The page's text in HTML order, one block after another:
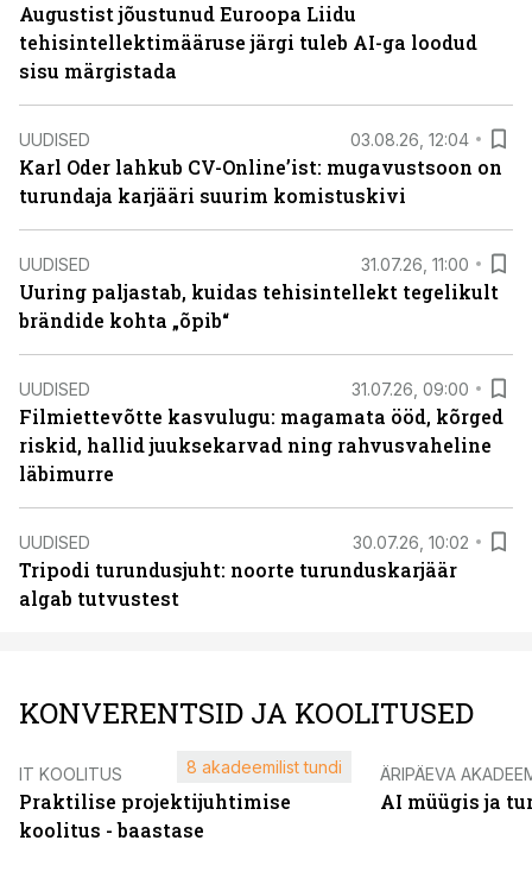
Augustist jõustunud Euroopa Liidu
tehisintellektimääruse järgi tuleb AI-ga loodud
sisu märgistada
UUDISED 03.08.26, 12:04
Karl Oder lahkub CV-Online’ist: mugavustsoon on
turundaja karjääri suurim komistuskivi
UUDISED 31.07.26, 11:00
Uuring paljastab, kuidas tehisintellekt tegelikult
brändide kohta „õpib“
UUDISED 31.07.26, 09:00
Filmiettevõtte kasvulugu: magamata ööd, kõrged
riskid, hallid juuksekarvad ning rahvusvaheline
läbimurre
UUDISED 30.07.26, 10:02
Tripodi turundusjuht: noorte turunduskarjäär
algab tutvustest
KONVERENTSID JA KOOLITUSED
IT KOOLITUS
Praktilise projektijuhtimise
koolitus - baastase
8 akadeemilist tundi ÄRIPÄEVA
AI müügis ja